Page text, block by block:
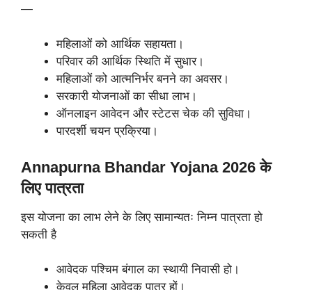
—
महिलाओं को आर्थिक सहायता।
परिवार की आर्थिक स्थिति में सुधार।
महिलाओं को आत्मनिर्भर बनने का अवसर।
सरकारी योजनाओं का सीधा लाभ।
ऑनलाइन आवेदन और स्टेटस चेक की सुविधा।
पारदर्शी चयन प्रक्रिया।
Annapurna Bhandar Yojana 2026 के
लिए पात्रता
इस योजना का लाभ लेने के लिए सामान्यतः निम्न पात्रता हो
सकती है
आवेदक पश्चिम बंगाल का स्थायी निवासी हो।
केवल महिला आवेदक पात्र हों।